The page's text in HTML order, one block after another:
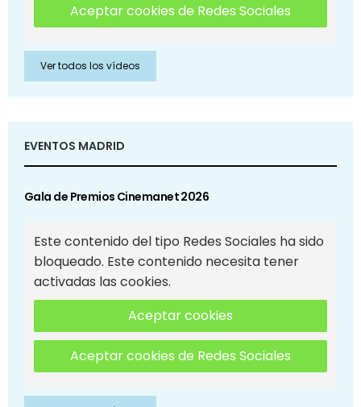
Aceptar cookies de Redes Sociales
Ver todos los vídeos
EVENTOS MADRID
Gala de Premios Cinemanet 2026
Este contenido del tipo Redes Sociales ha sido
bloqueado. Este contenido necesita tener
activadas las cookies.
Aceptar cookies
Aceptar cookies de Redes Sociales